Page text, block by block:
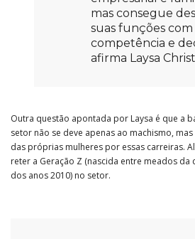
mas consegue
suas funções com
competência e
afirma Laysa
Outra questão apontada por Laysa é que a
setor não se deve apenas ao machismo,
das próprias mulheres por essas carreiras.
reter a Geração Z (nascida entre meados da
dos anos 2010) no setor.